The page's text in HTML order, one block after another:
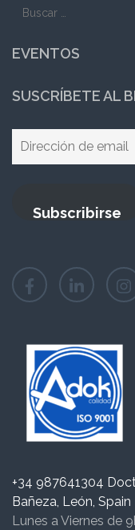
Buscar:
EVENTOS
SUSCRÍBETE AL
Dirección
Subscribirse
+34 987641304
Bañeza, León, Spain
Lunes a Viernes de